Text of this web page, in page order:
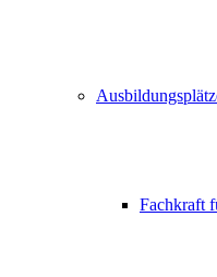
Fachkraft